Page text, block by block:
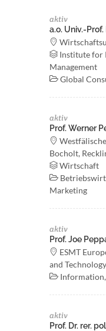
aktiv
a.o. Univ.-
Institute for
Management
Global
aktiv
Prof. Werner
Bocholt,
Wirtschaft
Marketing
aktiv
Prof. Joe
ESMT
and Technology
aktiv
Prof. Dr. rer.